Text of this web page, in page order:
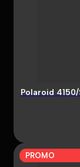
Polaroid
PROMO